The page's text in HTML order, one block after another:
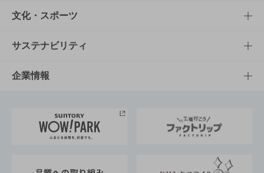
商品一覧
商品発売情報
栄養成分一覧
知る・楽しむTOP
キャンペーン
工場見学
地域情報
文化・スポーツ
文化・スポーツTOP
サントリーホール
サントリーサンバーズ大阪
サステナビリティ
サステナビリティTOP
サントリーが考えるサステナビリティ経営
企業情報
企業概要